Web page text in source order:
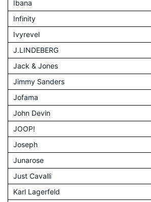
Ibana
Infinity
Ivyrevel
J.LINDEBERG
Jack & Jones
Jimmy Sanders
Jofama
John Devin
JOOP!
Joseph
Junarose
Just Cavalli
Karl Lagerfeld